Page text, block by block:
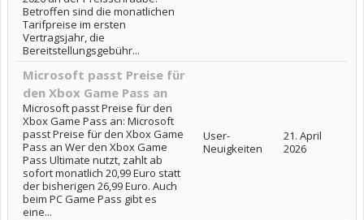
Betroffen sind die monatlichen
Tarifpreise im ersten
Vertragsjahr, die
Bereitstellungsgebühr...
Microsoft passt Preise für
den Xbox Game Pass an
Microsoft passt Preise für den
Xbox Game Pass an: Microsoft
passt Preise für den Xbox Game
Pass an Wer den Xbox Game
Pass Ultimate nutzt, zahlt ab
sofort monatlich 20,99 Euro statt
der bisherigen 26,99 Euro. Auch
beim PC Game Pass gibt es
eine...
User-
Neuigkeiten
21. April
2026